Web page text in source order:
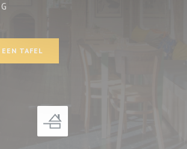
EEN TAFEL